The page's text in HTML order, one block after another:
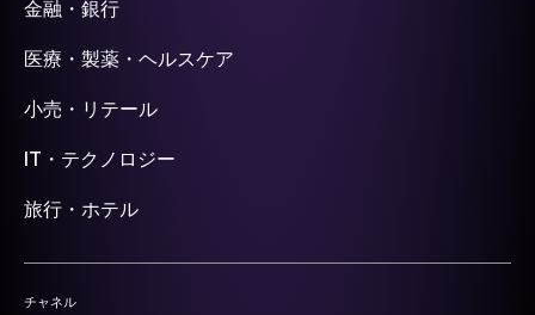
金融・銀行
医療・製薬・ヘルスケア
小売・リテール
IT・テクノロジー
旅行・ホテル
チャネル